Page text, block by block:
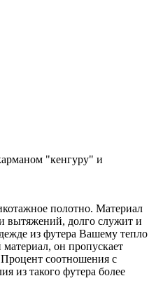
"кенгуру" и
полотно. Материал
вытяжений, долго служит и
из футера Вашему тепло
он пропускает
соотношения с
из такого футера более